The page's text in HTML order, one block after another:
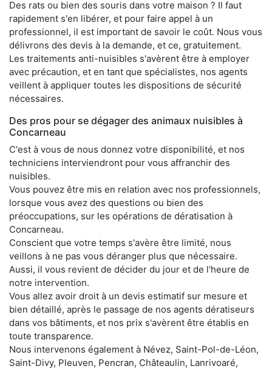
Des rats ou bien des souris dans votre maison ? Il faut
rapidement s'en libérer, et pour faire appel à un
professionnel, il est important de savoir le coût. Nous vous
délivrons des devis à la demande, et ce, gratuitement.
Les traitements anti-nuisibles s'avèrent être à employer
avec précaution, et en tant que spécialistes, nos agents
veillent à appliquer toutes les dispositions de sécurité
nécessaires.
Des pros pour se dégager des animaux nuisibles à
Concarneau
C'est à vous de nous donnez votre disponibilité, et nos
techniciens interviendront pour vous affranchir des
nuisibles.
Vous pouvez être mis en relation avec nos professionnels,
lorsque vous avez des questions ou bien des
préoccupations, sur les opérations de dératisation à
Concarneau.
Conscient que votre temps s'avère être limité, nous
veillons à ne pas vous déranger plus que nécessaire.
Aussi, il vous revient de décider du jour et de l'heure de
notre intervention.
Vous allez avoir droit à un devis estimatif sur mesure et
bien détaillé, après le passage de nos agents dératiseurs
dans vos bâtiments, et nos prix s'avèrent être établis en
toute transparence.
Nous intervenons également à Névez, Saint-Pol-de-Léon,
Saint-Divy, Pleuven, Pencran, Châteaulin, Lanrivoaré,